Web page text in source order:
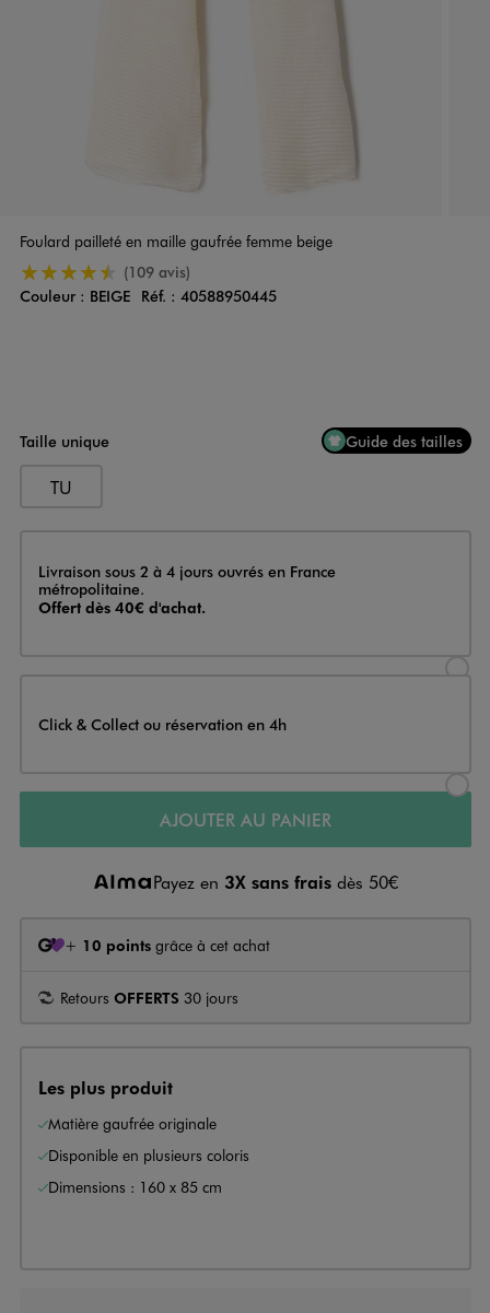
Foulard pailleté en maille gaufrée femme beige
4.5/5 de moyenne
(109 avis)
Couleur
Couleur : BEIGE Réf. : 40588950445
Taille unique Guide des tailles
TU
Livraison
Livraison sous 2 à 4 jours ouvrés en France
métropolitaine.
Offert dès 40€ d'achat.
Click & Collect ou réservation en 4h
AJOUTER AU PANIER
Payez en 3X sans frais dès 50€
+ 10 points grâce à cet achat
Retours OFFERTS 30 jours
Les plus produit
Matière gaufrée originale
Disponible en plusieurs coloris
Dimensions : 160 x 85 cm